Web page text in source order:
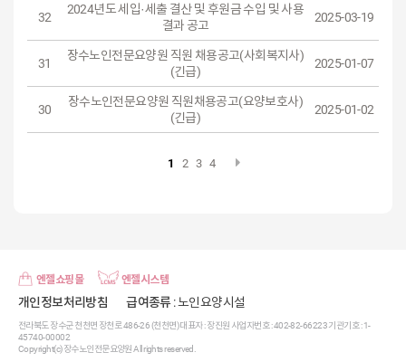
32
2024년도 세입·세출 결산 및 후원금 수입 및 사용
결과 공고
2025-03-19
31
장수노인전문요양원 직원 채용공고(사회복지사)
(긴급)
2025-01-07
30
장수노인전문요양원 직원채용공고(요양보호사)
(긴급)
2025-01-02
1 2 3 4
엔젤쇼핑몰 엔젤시스템
개인정보처리방침 급여종류: 노인요양시설
전라북도 장수군 천천면 장천로 486-26 (천천면) 대표자 : 장진원 사업자번호 : 402-82-66223 기관기호 : 1-
45740-00002
Copyright(c) 장수노인전문요양원 All rights reserved.